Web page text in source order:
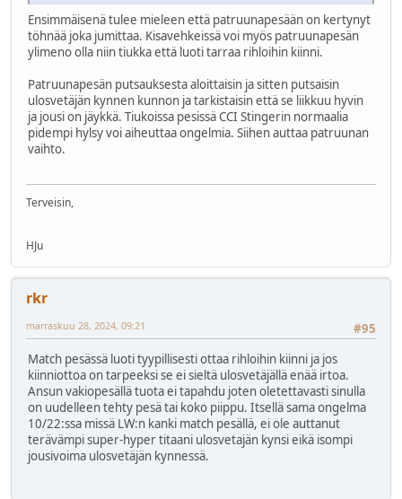
Ensimmäisenä tulee mieleen että patruunapesään on kertynyt
töhnää joka jumittaa. Kisavehkeissä voi myös patruunapesän
ylimeno olla niin tiukka että luoti tarraa rihloihin kiinni.
Patruunapesän putsauksesta aloittaisin ja sitten putsaisin
ulosvetäjän kynnen kunnon ja tarkistaisin että se liikkuu hyvin
ja jousi on jäykkä. Tiukoissa pesissä CCI Stingerin normaalia
pidempi hylsy voi aiheuttaa ongelmia. Siihen auttaa patruunan
vaihto.
Terveisin,
HJu
rkr
#95
marraskuu 28, 2024, 09:21
Match pesässä luoti tyypillisesti ottaa rihloihin kiinni ja jos
kiinniottoa on tarpeeksi se ei sieltä ulosvetäjällä enää irtoa.
Ansun vakiopesällä tuota ei tapahdu joten oletettavasti sinulla
on uudelleen tehty pesä tai koko piippu. Itsellä sama ongelma
10/22:ssa missä LW:n kanki match pesällä, ei ole auttanut
terävämpi super-hyper titaani ulosvetajän kynsi eikä isompi
jousivoima ulosvetäjän kynnessä.